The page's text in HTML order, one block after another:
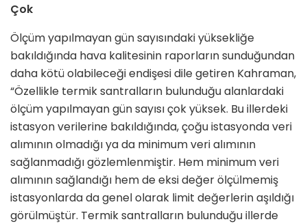
Çok
Ölçüm yapılmayan gün sayısındaki yüksekliğe
bakıldığında hava kalitesinin raporların sunduğundan
daha kötü olabileceği endişesi dile getiren Kahraman,
“Özellikle termik santralların bulunduğu alanlardaki
ölçüm yapılmayan gün sayısı çok yüksek. Bu illerdeki
istasyon verilerine bakıldığında, çoğu istasyonda veri
alımının olmadığı ya da minimum veri alımının
sağlanmadığı gözlemlenmiştir. Hem minimum veri
alımının sağlandığı hem de eksi değer ölçülmemiş
istasyonlarda da genel olarak limit değerlerin aşıldığı
görülmüştür. Termik santralların bulunduğu illerde